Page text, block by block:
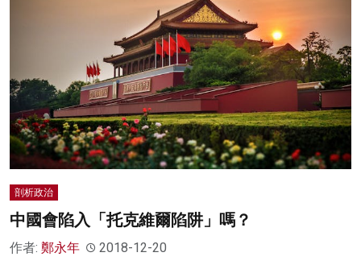
剖析政治
中國會陷入「托克維爾陷阱」嗎？
作者: 鄭永年 2018-12-20